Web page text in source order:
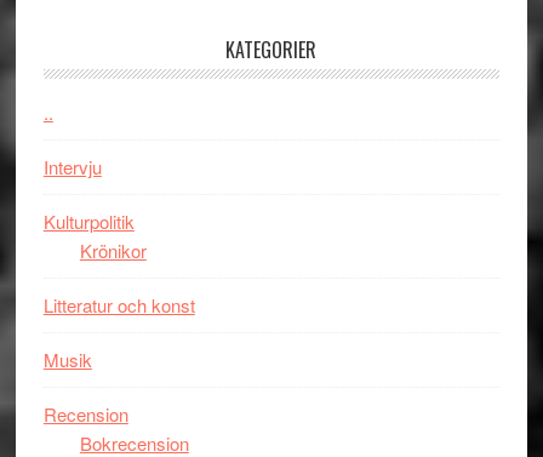
Jackie
Vem
KATEGORIER
..
Intervju
Kulturpolitik
Krönikor
Litteratur och konst
Musik
Recension
Bokrecension